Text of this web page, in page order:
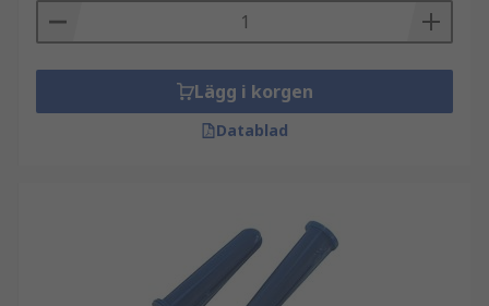
Lägg i korgen
Datablad